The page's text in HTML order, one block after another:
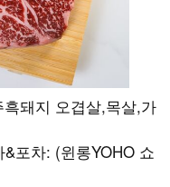
돼지 오겹살,목살,가
포차: (윈롱YOHO 쇼